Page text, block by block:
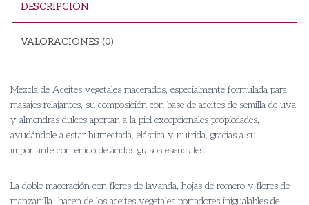
DESCRIPCIÓN
VALORACIONES (0)
Mezcla de Aceites vegetales macerados, especialmente formulada para
masajes relajantes, su composición con base de aceites de semilla de uva
y almendras dulces aportan a la piel excepcionales propiedades,
ayudándole a estar humectada, elástica y nutrida, gracias a su
importante contenido de ácidos grasos esenciales.
La doble maceración con flores de lavanda, hojas de romero y flores de
manzanilla hacen de los aceites vegetales portadores inigualables de